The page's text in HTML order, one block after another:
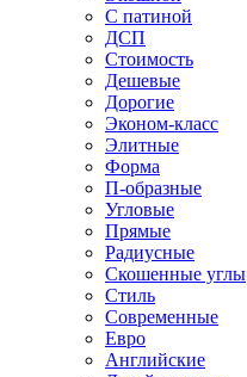
С патиной
ДСП
Стоимость
Дешевые
Дорогие
Эконом-класс
Элитные
Форма
П-образные
Угловые
Прямые
Радиусные
Скошенные углы
Стиль
Современные
Евро
Английские